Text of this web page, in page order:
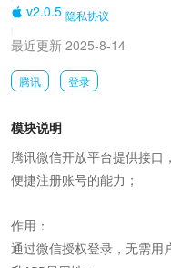
v2.0.5 隐私协议
最近更新 2025-8-14
腾讯 登录
模块说明
腾讯微信开放平台提供接口
便捷注册账号的能力；
作用：
通过微信授权登录，无需用